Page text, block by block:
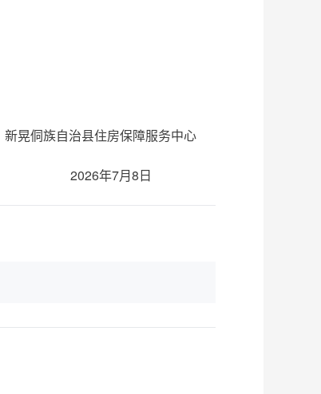
新晃侗族自治县住房保障服务中心
2026年7月8日